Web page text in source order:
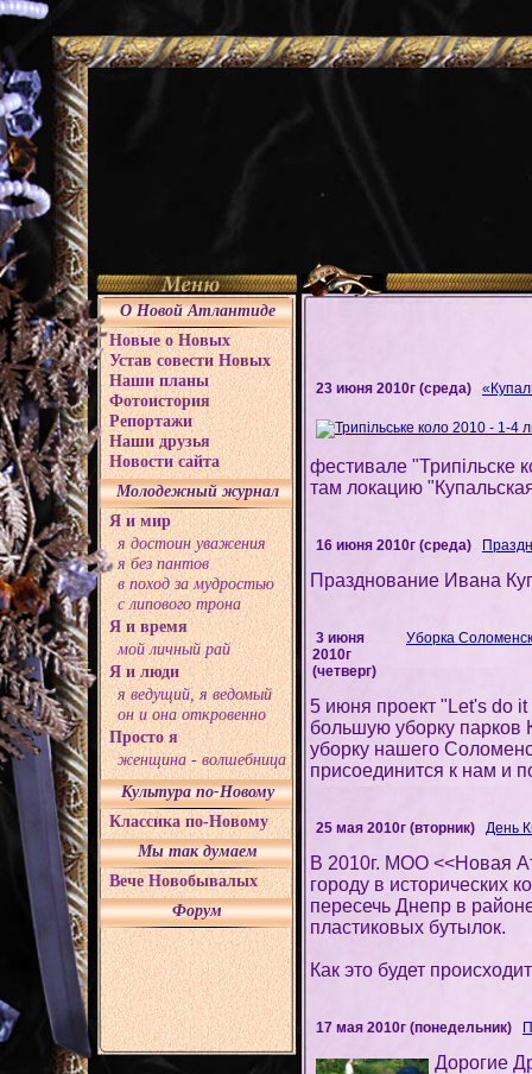
О Новой Атлантиде
Новые о Новых
Устав совести Новых
Наши планы
Фотоистория
Репортажи
Наши друзья
Новости сайта
Молодежный журнал
Я и мир
я достоин уважения
я без пантов
в поход за мудростью
с липового трона
Я и время
мой личный рай
Я и люди
я ведущий, я ведомый
он и она откровенно
Просто я
женщина - волшебница
Культура по-Новому
Классика по-Новому
Мы так думаем
Вече Новобывалых
Форум
23 июня 2010г (среда)
фестивале "Трипільске
там локацию
16 июня 2010г (среда)
Празднование Ивана
3 июня
2010г
(четверг)
Уборка
5 июня проект "Let's do
большую уборку парков
уборку нашего
присоединится к нам и
25 мая 2010г (вторник) День
В 2010г. МОО <<Новая
городу в исторических
пересечь Днепр в
пластиковых бутылок.
Как это будет
17 мая 2010г (понедельник)
Дорогие